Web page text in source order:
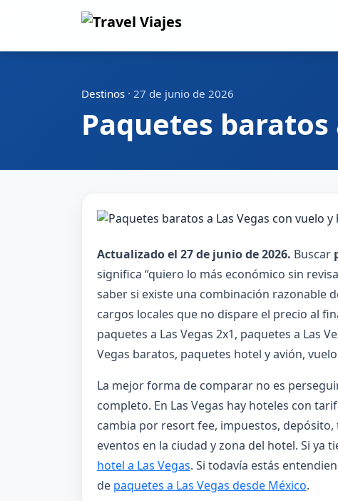
Destinos · 27 de junio de 2026
Paquetes baratos
Actualizado el 27 de junio de 2026. Buscar
significa “quiero lo más económico sin
saber si existe una combinación razonable
cargos locales que no dispare el precio al
paquetes a Las Vegas 2x1, paquetes a Las
Vegas baratos, paquetes hotel y avión,
La mejor forma de comparar no es
completo. En Las Vegas hay hoteles con
cambia por resort fee, impuestos,
eventos en la ciudad y zona del hotel. Si ya
hotel a Las Vegas. Si todavía estás
de paquetes a Las Vegas desde México.